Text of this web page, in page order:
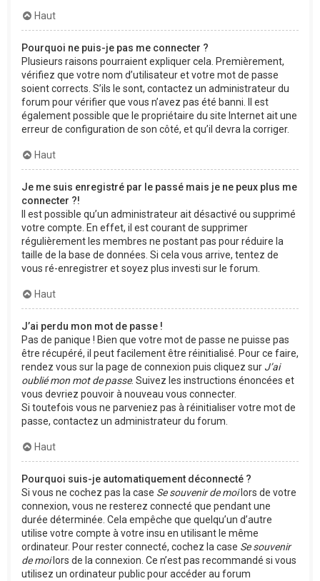
Haut
Pourquoi ne puis-je pas me connecter ?
Plusieurs raisons pourraient expliquer cela. Premièrement,
vérifiez que votre nom d’utilisateur et votre mot de passe
soient corrects. S’ils le sont, contactez un administrateur du
forum pour vérifier que vous n’avez pas été banni. Il est
également possible que le propriétaire du site Internet ait une
erreur de configuration de son côté, et qu’il devra la corriger.
Haut
Je me suis enregistré par le passé mais je ne peux plus me
connecter ?!
Il est possible qu’un administrateur ait désactivé ou supprimé
votre compte. En effet, il est courant de supprimer
régulièrement les membres ne postant pas pour réduire la
taille de la base de données. Si cela vous arrive, tentez de
vous ré-enregistrer et soyez plus investi sur le forum.
Haut
J’ai perdu mon mot de passe !
Pas de panique ! Bien que votre mot de passe ne puisse pas
être récupéré, il peut facilement être réinitialisé. Pour ce faire,
rendez vous sur la page de connexion puis cliquez sur J’ai
oublié mon mot de passe. Suivez les instructions énoncées et
vous devriez pouvoir à nouveau vous connecter.
Si toutefois vous ne parveniez pas à réinitialiser votre mot de
passe, contactez un administrateur du forum.
Haut
Pourquoi suis-je automatiquement déconnecté ?
Si vous ne cochez pas la case Se souvenir de moilors de votre
connexion, vous ne resterez connecté que pendant une
durée déterminée. Cela empêche que quelqu’un d’autre
utilise votre compte à votre insu en utilisant le même
ordinateur. Pour rester connecté, cochez la case Se souvenir
de moilors de la connexion. Ce n’est pas recommandé si vous
utilisez un ordinateur public pour accéder au forum